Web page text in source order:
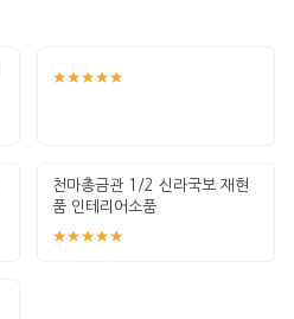
★★★★★
천마총금관 1/2 신라국보 재현
품 인테리어소품
★★★★★